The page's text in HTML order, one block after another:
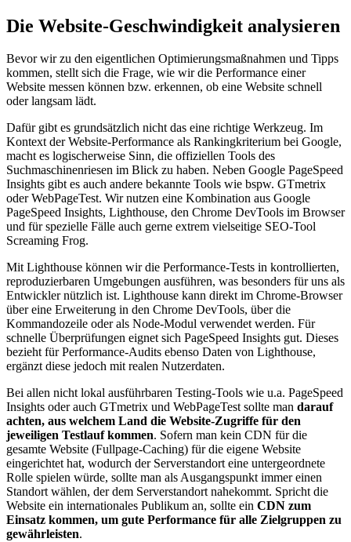
Die Website-Geschwindigkeit analysieren
Bevor wir zu den eigentlichen Optimierungsmaßnahmen und Tipps
kommen, stellt sich die Frage, wie wir die Performance einer
Website messen können bzw. erkennen, ob eine Website schnell
oder langsam lädt.
Dafür gibt es grundsätzlich nicht das eine richtige Werkzeug. Im
Kontext der Website-Performance als Rankingkriterium bei Google,
macht es logischerweise Sinn, die offiziellen Tools des
Suchmaschinenriesen im Blick zu haben. Neben Google PageSpeed
Insights gibt es auch andere bekannte Tools wie bspw. GTmetrix
oder WebPageTest. Wir nutzen eine Kombination aus Google
PageSpeed Insights, Lighthouse, den Chrome DevTools im Browser
und für spezielle Fälle auch gerne extrem vielseitige SEO-Tool
Screaming Frog.
Mit Lighthouse können wir die Performance-Tests in kontrollierten,
reproduzierbaren Umgebungen ausführen, was besonders für uns als
Entwickler nützlich ist. Lighthouse kann direkt im Chrome-Browser
über eine Erweiterung in den Chrome DevTools, über die
Kommandozeile oder als Node-Modul verwendet werden. Für
schnelle Überprüfungen eignet sich PageSpeed Insights gut. Dieses
bezieht für Performance-Audits ebenso Daten von Lighthouse,
ergänzt diese jedoch mit realen Nutzerdaten.
Bei allen nicht lokal ausführbaren Testing-Tools wie u.a. PageSpeed
Insights oder auch GTmetrix und WebPageTest sollte man darauf
achten, aus welchem Land die Website-Zugriffe für den
jeweiligen Testlauf kommen. Sofern man kein CDN für die
gesamte Website (Fullpage-Caching) für die eigene Website
eingerichtet hat, wodurch der Serverstandort eine untergeordnete
Rolle spielen würde, sollte man als Ausgangspunkt immer einen
Standort wählen, der dem Serverstandort nahekommt. Spricht die
Website ein internationales Publikum an, sollte ein CDN zum
Einsatz kommen, um gute Performance für alle Zielgruppen zu
gewährleisten.